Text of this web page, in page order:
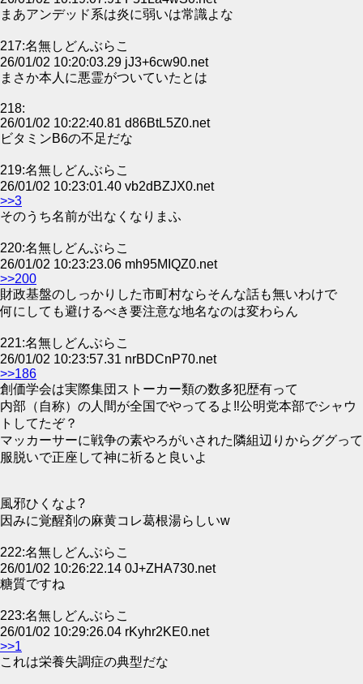
まあアンデッド系は炎に弱いは常識よな
217:名無しどんぶらこ
26/01/02 10:20:03.29 jJ3+6cw90.net
まさか本人に悪霊がついていたとは
218:
26/01/02 10:22:40.81 d86BtL5Z0.net
ビタミンB6の不足だな
219:名無しどんぶらこ
26/01/02 10:23:01.40 vb2dBZJX0.net
>>3
そのうち名前が出なくなりまふ
220:名無しどんぶらこ
26/01/02 10:23:23.06 mh95MIQZ0.net
>>200
財政基盤のしっかりした市町村ならそんな話も無いわけで
何にしても避けるべき要注意な地名なのは変わらん
221:名無しどんぶらこ
26/01/02 10:23:57.31 nrBDCnP70.net
>>186
創価学会は実際集団ストーカー類の数多犯歴有って
内部（自称）の人間が全国でやってるよ‼公明党本部でシャウ
トしてたぞ？
マッカーサーに戦争の素やろがいされた隣組辺りからググって
服脱いで正座して神に祈ると良いよ
風邪ひくなよ?
因みに覚醒剤の麻黄コレ葛根湯らしいw
222:名無しどんぶらこ
26/01/02 10:26:22.14 0J+ZHA730.net
糖質ですね
223:名無しどんぶらこ
26/01/02 10:29:26.04 rKyhr2KE0.net
>>1
これは栄養失調症の典型だな